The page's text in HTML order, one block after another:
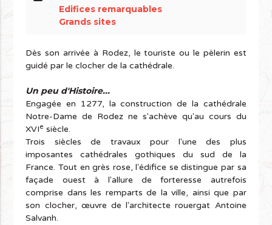
Edifices remarquables
Grands sites
Dès son arrivée à Rodez, le touriste ou le pèlerin est
guidé par le clocher de la cathédrale.
Un peu d'Histoire...
Engagée en 1277, la construction de la cathédrale
Notre-Dame de Rodez ne s'achève qu'au cours du
XVIe siècle.
Trois siècles de travaux pour l'une des plus
imposantes cathédrales gothiques du sud de la
France. Tout en grès rose, l'édifice se distingue par sa
façade ouest à l'allure de forteresse autrefois
comprise dans les remparts de la ville, ainsi que par
son clocher, œuvre de l'architecte rouergat Antoine
Salvanh.